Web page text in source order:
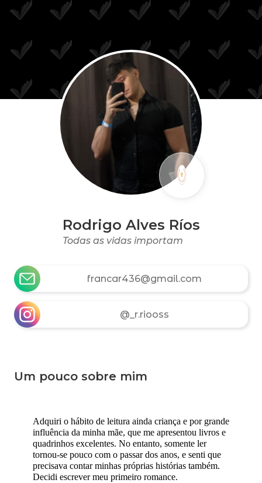
Rodrigo Alves Ríos
Todas as vidas importam
francar436@gmail.com
@_r.riooss
Um pouco sobre mim
Adquiri o hábito de leitura ainda criança e por grande
influência da minha mãe, que me apresentou livros e
quadrinhos excelentes. No entanto, somente ler
tornou-se pouco com o passar dos anos, e senti que
precisava contar minhas próprias histórias também.
Decidi escrever meu primeiro romance.